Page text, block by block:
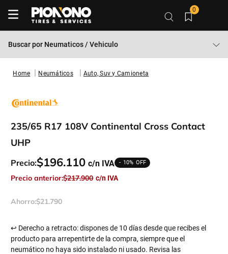
0
Buscar por Neumaticos / Vehiculo
Neumáticos Auto, Suv y Camioneta
235/65 R17 108V Continental Cross Contact
UHP
Precio:$196.110 10%
Precio anterior:$217.900
Ahorro:$21.790
↩ Derecho a retracto: dispones de 10 días desde que recibes el
producto para arrepentirte de la compra, siempre que el
neumático no haya sido instalado ni usado. Revisa las